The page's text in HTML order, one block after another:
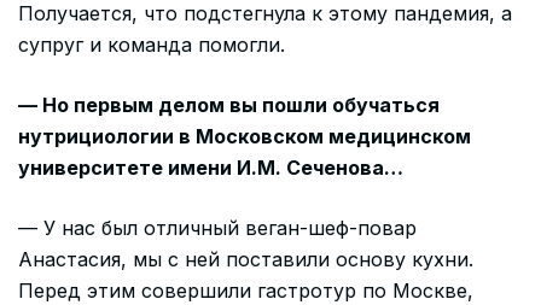
Получается, что подстегнула к этому пандемия, а
супруг и команда помогли.
— Но первым делом вы пошли обучаться
нутрициологии в Московском медицинском
университете имени И.М. Сеченова…
— У нас был отличный веган-шеф-повар
Анастасия, мы с ней поставили основу кухни.
Перед этим совершили гастротур по Москве,